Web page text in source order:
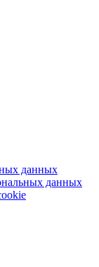
данных
данных